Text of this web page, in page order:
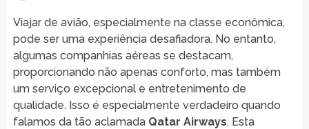
Viajar de avião, especialmente na classe econômica,
pode ser uma experiência desafiadora. No entanto,
algumas companhias aéreas se destacam,
proporcionando não apenas conforto, mas também
um serviço excepcional e entretenimento de
qualidade. Isso é especialmente verdadeiro quando
falamos da tão aclamada Qatar Airways. Esta